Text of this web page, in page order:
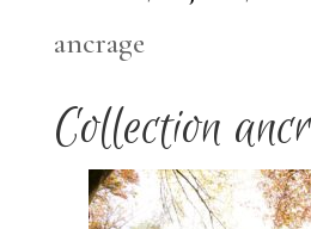
ancrage
Collection